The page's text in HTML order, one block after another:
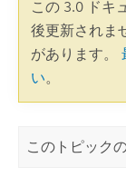
この 3.0 ドキ
後更新されま
があります。
い。
このトピック